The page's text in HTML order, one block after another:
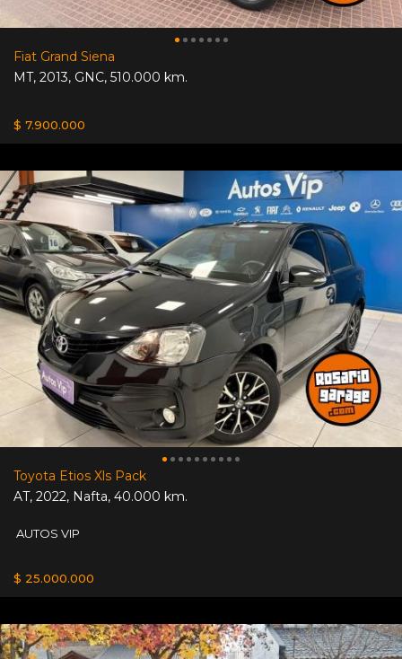
Fiat Grand Siena
MT, 2013, GNC, 510.000 km.
$ 7.900.000
Toyota Etios Xls Pack
AT, 2022, Nafta, 40.000 km.
AUTOS VIP
$ 25.000.000